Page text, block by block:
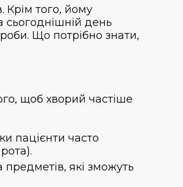
Крім того, йому
сьогоднішній день
Що потрібно знати,
щоб хворий частіше
пацієнти часто
які зможуть